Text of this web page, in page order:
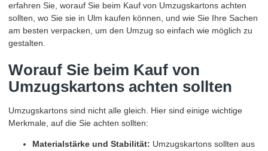
erfahren Sie, worauf Sie beim Kauf von Umzugskartons achten
sollten, wo Sie sie in Ulm kaufen können, und wie Sie Ihre Sachen
am besten verpacken, um den Umzug so einfach wie möglich zu
gestalten.
Worauf Sie beim Kauf von
Umzugskartons achten sollten
Umzugskartons sind nicht alle gleich. Hier sind einige wichtige
Merkmale, auf die Sie achten sollten:
Materialstärke und Stabilität: Umzugskartons sollten aus